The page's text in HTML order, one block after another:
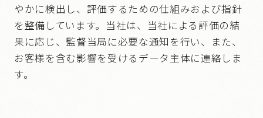
やかに検出し、評価するための仕組みおよび指針
を整備しています。当社は、当社による評価の結
果に応じ、監督当局に必要な通知を行い、また、
お客様を含む影響を受けるデータ主体に連絡しま
す。